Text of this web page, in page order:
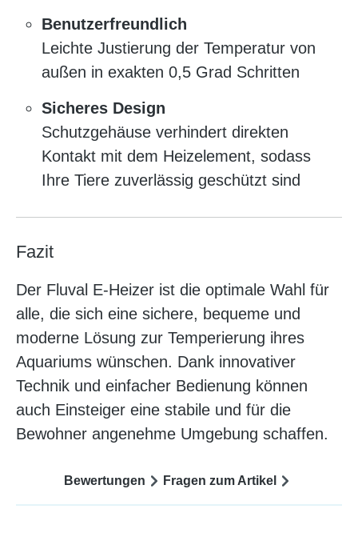
Benutzerfreundlich
Leichte Justierung der Temperatur von
außen in exakten 0,5 Grad Schritten
Sicheres Design
Schutzgehäuse verhindert direkten
Kontakt mit dem Heizelement, sodass
Ihre Tiere zuverlässig geschützt sind
Fazit
Der Fluval E-Heizer ist die optimale Wahl für
alle, die sich eine sichere, bequeme und
moderne Lösung zur Temperierung ihres
Aquariums wünschen. Dank innovativer
Technik und einfacher Bedienung können
auch Einsteiger eine stabile und für die
Bewohner angenehme Umgebung schaffen.
Bewertungen Fragen zum Artikel